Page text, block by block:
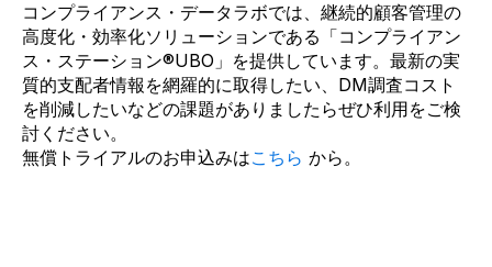
コンプライアンス・データラボでは、継続的顧客管理の
高度化・効率化ソリューションである「コンプライアン
ス・ステーション®UBO」を提供しています。最新の実
質的支配者情報を網羅的に取得したい、DM調査コスト
を削減したいなどの課題がありましたらぜひ利用をご検
討ください。
無償トライアルのお申込みはこちら から。